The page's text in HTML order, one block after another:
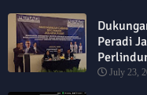
Peradi
July 23,